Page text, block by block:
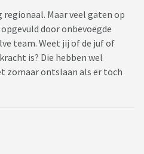
Maar veel gaten op
door onbevoegde
team. Weet jij of de juf of
is? Die hebben wel
zomaar ontslaan als er toch